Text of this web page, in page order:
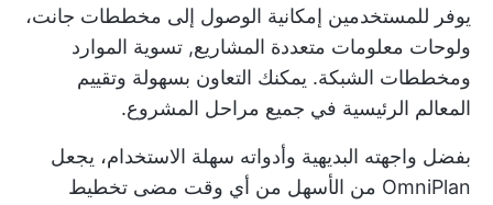
يوفر للمستخدمين إمكانية الوصول إلى مخططات جانت،
ولوحات معلومات متعددة المشاريع, تسوية الموارد
ومخططات الشبكة. يمكنك التعاون بسهولة وتقييم
المعالم الرئيسية في جميع مراحل المشروع.
بفضل واجهته البديهية وأدواته سهلة الاستخدام، يجعل
OmniPlan من الأسهل من أي وقت مضى تخطيط